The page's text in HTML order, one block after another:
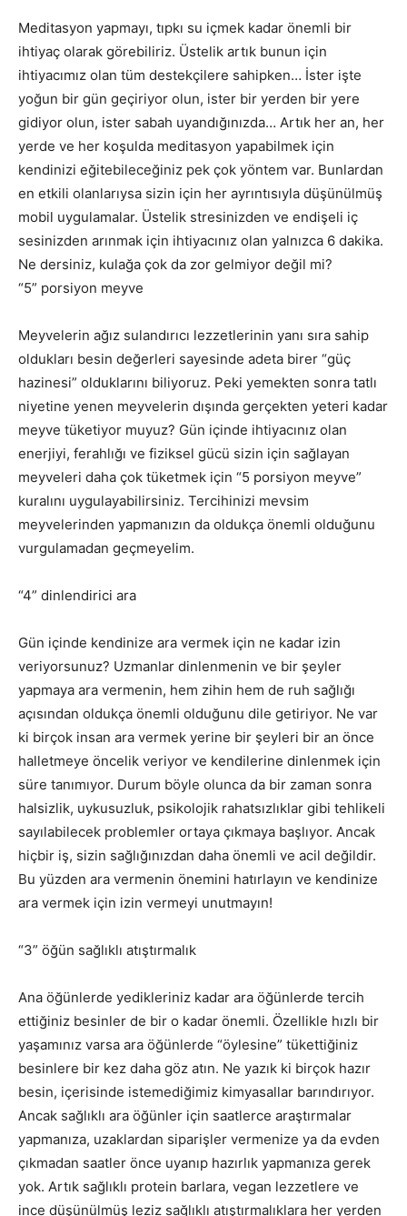
Meditasyon yapmayı, tıpkı su içmek kadar önemli bir
ihtiyaç olarak görebiliriz. Üstelik artık bunun için
ihtiyacımız olan tüm destekçilere sahipken… İster işte
yoğun bir gün geçiriyor olun, ister bir yerden bir yere
gidiyor olun, ister sabah uyandığınızda… Artık her an, her
yerde ve her koşulda meditasyon yapabilmek için
kendinizi eğitebileceğiniz pek çok yöntem var. Bunlardan
en etkili olanlarıysa sizin için her ayrıntısıyla düşünülmüş
mobil uygulamalar. Üstelik stresinizden ve endişeli iç
sesinizden arınmak için ihtiyacınız olan yalnızca 6 dakika.
Ne dersiniz, kulağa çok da zor gelmiyor değil mi?
“5” porsiyon meyve
Meyvelerin ağız sulandırıcı lezzetlerinin yanı sıra sahip
oldukları besin değerleri sayesinde adeta birer “güç
hazinesi” olduklarını biliyoruz. Peki yemekten sonra tatlı
niyetine yenen meyvelerin dışında gerçekten yeteri kadar
meyve tüketiyor muyuz? Gün içinde ihtiyacınız olan
enerjiyi, ferahlığı ve fiziksel gücü sizin için sağlayan
meyveleri daha çok tüketmek için “5 porsiyon meyve”
kuralını uygulayabilirsiniz. Tercihinizi mevsim
meyvelerinden yapmanızın da oldukça önemli olduğunu
vurgulamadan geçmeyelim.
“4” dinlendirici ara
Gün içinde kendinize ara vermek için ne kadar izin
veriyorsunuz? Uzmanlar dinlenmenin ve bir şeyler
yapmaya ara vermenin, hem zihin hem de ruh sağlığı
açısından oldukça önemli olduğunu dile getiriyor. Ne var
ki birçok insan ara vermek yerine bir şeyleri bir an önce
halletmeye öncelik veriyor ve kendilerine dinlenmek için
süre tanımıyor. Durum böyle olunca da bir zaman sonra
halsizlik, uykusuzluk, psikolojik rahatsızlıklar gibi tehlikeli
sayılabilecek problemler ortaya çıkmaya başlıyor. Ancak
hiçbir iş, sizin sağlığınızdan daha önemli ve acil değildir.
Bu yüzden ara vermenin önemini hatırlayın ve kendinize
ara vermek için izin vermeyi unutmayın!
“3” öğün sağlıklı atıştırmalık
Ana öğünlerde yedikleriniz kadar ara öğünlerde tercih
ettiğiniz besinler de bir o kadar önemli. Özellikle hızlı bir
yaşamınız varsa ara öğünlerde “öylesine” tükettiğiniz
besinlere bir kez daha göz atın. Ne yazık ki birçok hazır
besin, içerisinde istemediğimiz kimyasallar barındırıyor.
Ancak sağlıklı ara öğünler için saatlerce araştırmalar
yapmanıza, uzaklardan siparişler vermenize ya da evden
çıkmadan saatler önce uyanıp hazırlık yapmanıza gerek
yok. Artık sağlıklı protein barlara, vegan lezzetlere ve
ince düşünülmüş leziz sağlıklı atıştırmalıklara her yerden